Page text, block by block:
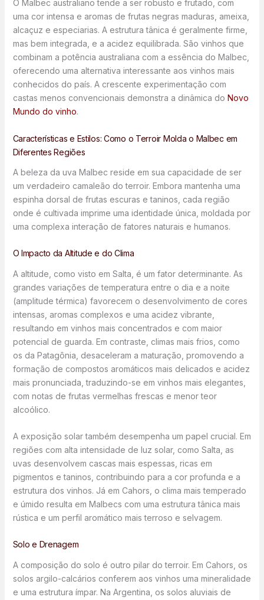
O Malbec australiano tende a ser robusto e frutado, com
uma cor intensa e aromas de frutas negras maduras, ameixa,
alcaçuz e especiarias. A estrutura tânica é geralmente firme,
mas bem integrada, e a acidez equilibrada. São vinhos que
combinam a potência australiana com a essência do Malbec,
oferecendo uma alternativa interessante aos vinhos mais
conhecidos do país. A crescente experimentação com
castas menos convencionais demonstra a dinâmica do Novo
Mundo do vinho.
Características e Estilos: Como o Terroir Molda o Malbec em
Diferentes Regiões
A beleza da uva Malbec reside em sua capacidade de ser
um verdadeiro camaleão do terroir. Embora mantenha uma
espinha dorsal de frutas escuras e taninos, cada região
onde é cultivada imprime uma identidade única, moldada por
uma complexa interação de fatores naturais e humanos.
O Impacto da Altitude e do Clima
A altitude, como visto em Salta, é um fator determinante. As
grandes variações de temperatura entre o dia e a noite
(amplitude térmica) favorecem o desenvolvimento de cores
intensas, aromas complexos e uma acidez vibrante,
resultando em vinhos mais concentrados e com maior
potencial de guarda. Em contraste, climas mais frios, como
os da Patagônia, desaceleram a maturação, promovendo a
formação de compostos aromáticos mais delicados e acidez
mais pronunciada, traduzindo-se em vinhos mais elegantes,
com notas de frutas vermelhas frescas e menor teor
alcoólico.
A exposição solar também desempenha um papel crucial. Em
regiões com alta intensidade de luz solar, como Salta, as
uvas desenvolvem cascas mais espessas, ricas em
pigmentos e taninos, contribuindo para a cor profunda e a
estrutura dos vinhos. Já em Cahors, o clima mais temperado
e úmido resulta em Malbecs com uma estrutura tânica mais
rústica e um perfil aromático mais terroso e selvagem.
Solo e Drenagem
A composição do solo é outro pilar do terroir. Em Cahors, os
solos argilo-calcários conferem aos vinhos uma mineralidade
e uma estrutura ímpar. Na Argentina, os solos aluviais de